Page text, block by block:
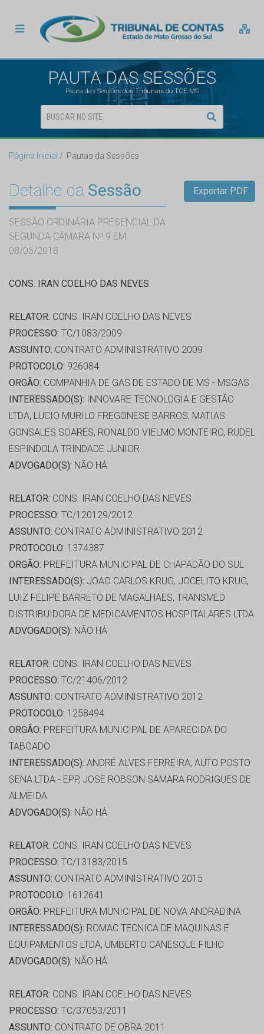
PAUTA DAS SESSÕES
Pauta das Sessões dos Tribunais do TCE MS
Página Inicial Pautas da Sessões
Detalhe da Sessão
SESSÃO ORDINÁRIA PRESENCIAL DA
SEGUNDA CÂMARA Nº 9 EM
08/05/2018
Exportar PDF
CONS. IRAN COELHO DAS NEVES
RELATOR: CONS. IRAN COELHO DAS NEVES
PROCESSO: TC/1083/2009
ASSUNTO: CONTRATO ADMINISTRATIVO 2009
PROTOCOLO: 926084
ORGÃO: COMPANHIA DE GAS DE ESTADO DE MS - MSGAS
INTERESSADO(S): INNOVARE TECNOLOGIA E GESTÃO
LTDA, LUCIO MURILO FREGONESE BARROS, MATIAS
GONSALES SOARES, RONALDO VIELMO MONTEIRO, RUDEL
ESPINDOLA TRINDADE JUNIOR
ADVOGADO(S): NÃO HÁ
RELATOR: CONS. IRAN COELHO DAS NEVES
PROCESSO: TC/120129/2012
ASSUNTO: CONTRATO ADMINISTRATIVO 2012
PROTOCOLO: 1374387
ORGÃO: PREFEITURA MUNICIPAL DE CHAPADÃO DO SUL
INTERESSADO(S): JOAO CARLOS KRUG, JOCELITO KRUG,
LUIZ FELIPE BARRETO DE MAGALHAES, TRANSMED
DISTRIBUIDORA DE MEDICAMENTOS HOSPITALARES LTDA
ADVOGADO(S): NÃO HÁ
RELATOR: CONS. IRAN COELHO DAS NEVES
PROCESSO: TC/21406/2012
ASSUNTO: CONTRATO ADMINISTRATIVO 2012
PROTOCOLO: 1258494
ORGÃO: PREFEITURA MUNICIPAL DE APARECIDA DO
TABOADO
INTERESSADO(S): ANDRÉ ALVES FERREIRA, AUTO POSTO
SENA LTDA - EPP, JOSE ROBSON SAMARA RODRIGUES DE
ALMEIDA
ADVOGADO(S): NÃO HÁ
RELATOR: CONS. IRAN COELHO DAS NEVES
PROCESSO: TC/13183/2015
ASSUNTO: CONTRATO ADMINISTRATIVO 2015
PROTOCOLO: 1612641
ORGÃO: PREFEITURA MUNICIPAL DE NOVA ANDRADINA
INTERESSADO(S): ROMAC TECNICA DE MAQUINAS E
EQUIPAMENTOS LTDA, UMBERTO CANESQUE FILHO
ADVOGADO(S): NÃO HÁ
RELATOR: CONS. IRAN COELHO DAS NEVES
PROCESSO: TC/37053/2011
ASSUNTO: CONTRATO DE OBRA 2011